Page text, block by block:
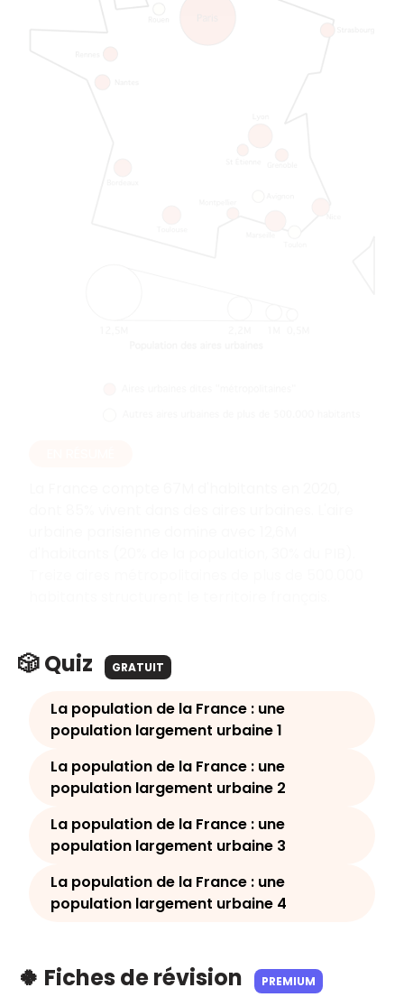
🎲 Quiz GRATUIT
La population de la France : une
population largement urbaine 1
La population de la France : une
population largement urbaine 2
La population de la France : une
population largement urbaine 3
La population de la France : une
population largement urbaine 4
🍀 Fiches de révision PREMIUM